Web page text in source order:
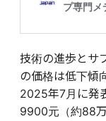
技術の進歩とサ
の価格は低下傾
2025年7月に発
9900元（約88